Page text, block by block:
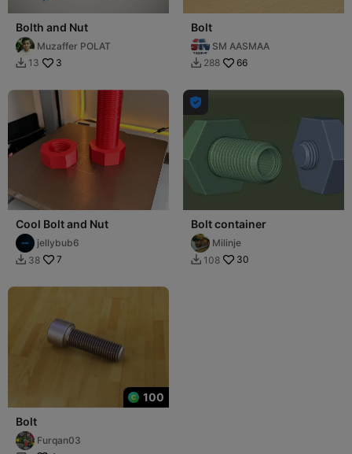
Bolth and Nut
Muzaffer POLAT
 13 3
Bolt
SM AASMAA
 288 66
Cool Bolt and Nut
jellybub6
 38 7

Bolt container
Milinje
 108 30
100
Bolt
Furqan03